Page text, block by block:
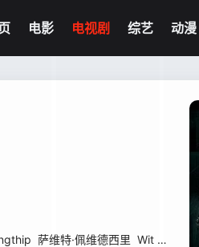
电影 电视剧 综艺 动漫
萨维特·佩维德西里 Wit Phacharaphol